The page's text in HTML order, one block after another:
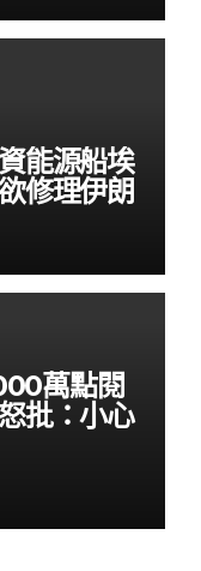
能源船埃
修理伊朗
萬點閱
批：小心